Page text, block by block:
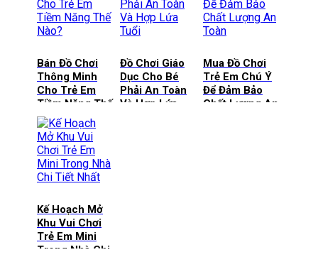
Bán Đồ Chơi
Thông Minh
Cho Trẻ Em
Tiềm Năng Thế
Nào?
Đồ Chơi Giáo
Dục Cho Bé
Phải An Toàn
Và Hợp Lứa
Mua Đồ Chơi
Trẻ Em Chú Ý
Để Đảm Bảo
Chất Lượng An
Kế Hoạch Mở
Khu Vui Chơi
Trẻ Em Mini
Trong Nhà Chi